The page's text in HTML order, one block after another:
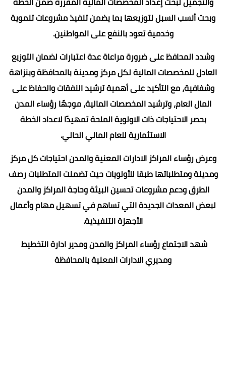
وبحث أنسب السبل لتوزيعها بما يضمن تنفيذ مشروعات تنموية
وخدمية تعود بالنفع على المواطنين.
وشدد المحافظ على ضرورة مراعاة عدة اعتبارات لضمان التوزيع
العادل للمخصصات المالية لكل مركز ومدينة بالمحافظة وبنزاهة
وشفافية، مع التأكيد على أهمية ترشيد النفقات والحفاظ على
المال العام، وترشيد المخصصات المالية، موجهًا رؤساء المدن
بحصر الاحتياجات ذات الاولوية الملحة تمهيدًا لاعداد الخطة
الاستثمارية للعام المالي الحالي.
وعرض رؤساء المراكز الادارات المعنية والمدن احتياجات كل مركز
ومدينة ومتطلباتها طبقا للأولويات حيث تضمنت المتطلبات رصف
الطرق ودعم مشروعات تحسين البيئة وحاجة المراكز والمدن
لبعض المعدات الجديدة التي تساهم في تسهيل مهام وأعمال
الأجهزة التنفيذية.
شهد الاجتماع رؤساء المراكز والمدن ومدير ادارة التخطيط
ومديري الادارات المعنية بالمحافظة